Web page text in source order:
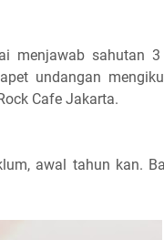
menjawab sahutan
undangan
Cafe Jakarta.
awal tahun kan.